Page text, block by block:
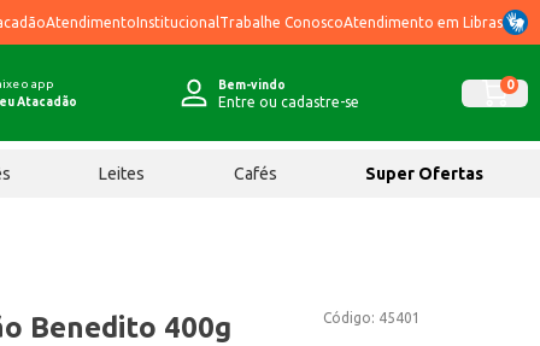
AtendimentoInstitucional Trabalhe ConoscoAtendimento em Libras
o app
Atacadão
Bem-vindo
Entre ou cadastre-se
0
Leites Cafés Super Ofertas
Código: 45401
Benedito 400g